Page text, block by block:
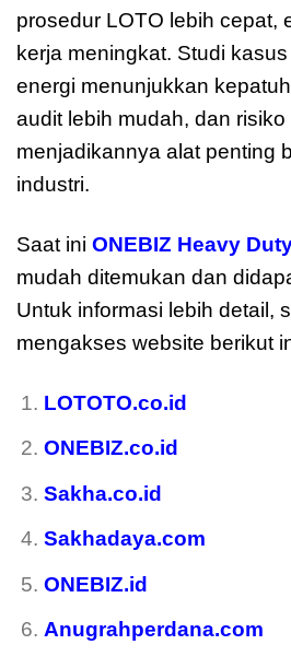
prosedur LOTO lebih cepat,
kerja meningkat. Studi
energi menunjukkan
audit lebih mudah, dan
menjadikannya alat penting
industri.
Saat ini ONEBIZ Heavy
mudah ditemukan dan
Untuk informasi lebih detail,
mengakses website berikut
LOTOTO.co.id
ONEBIZ.co.id
Sakha.co.id
Sakhadaya.com
ONEBIZ.id
Anugrahperdana.com